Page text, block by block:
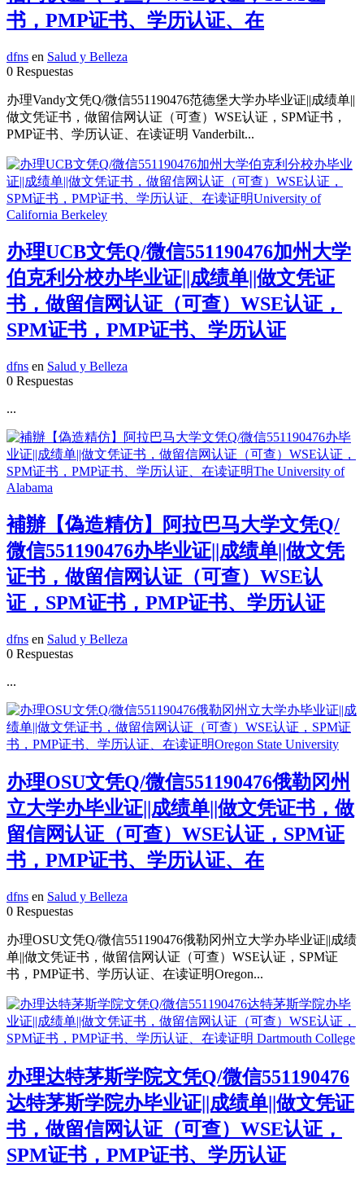
书，PMP证书、学历认证、在
dfns en Salud y Belleza
0 Respuestas
办理Vandy文凭Q/微信551190476范德堡大学办毕业证||成绩单||
做文凭证书，做留信网认证（可查）WSE认证，SPM证书，
PMP证书、学历认证、在读证明 Vanderbilt...
办理UCB文凭Q/微信551190476加州大学
伯克利分校办毕业证||成绩单||做文凭证
书，做留信网认证（可查）WSE认证，
SPM证书，PMP证书、学历认证
dfns en Salud y Belleza
0 Respuestas
...
補辦【偽造精仿】阿拉巴马大学文凭Q/
微信551190476办毕业证||成绩单||做文凭
证书，做留信网认证（可查）WSE认
证，SPM证书，PMP证书、学历认证
dfns en Salud y Belleza
0 Respuestas
...
办理OSU文凭Q/微信551190476俄勒冈州
立大学办毕业证||成绩单||做文凭证书，做
留信网认证（可查）WSE认证，SPM证
书，PMP证书、学历认证、在
dfns en Salud y Belleza
0 Respuestas
办理OSU文凭Q/微信551190476俄勒冈州立大学办毕业证||成绩
单||做文凭证书，做留信网认证（可查）WSE认证，SPM证
书，PMP证书、学历认证、在读证明Oregon...
办理达特茅斯学院文凭Q/微信551190476
达特茅斯学院办毕业证||成绩单||做文凭证
书，做留信网认证（可查）WSE认证，
SPM证书，PMP证书、学历认证